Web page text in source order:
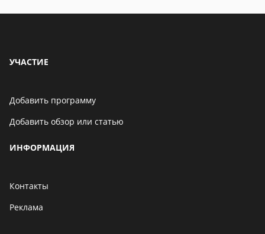
УЧАСТИЕ
Добавить программу
Добавить обзор или статью
ИНФОРМАЦИЯ
Контакты
Реклама